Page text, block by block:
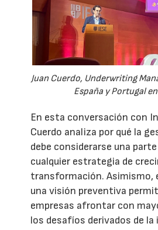
Juan Cuerdo, Underwriting
España y Portugal en
En esta conversación con
Cuerdo analiza por qué la
debe considerarse una
cualquier estrategia de
transformación. Asimismo,
una visión preventiva
empresas afrontar con
los desafíos derivados de